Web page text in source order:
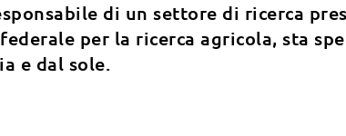
di un settore di ricerca
per la ricerca agricola, sta
e dal sole.